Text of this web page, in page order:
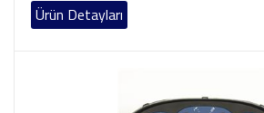
Ürün Detayları